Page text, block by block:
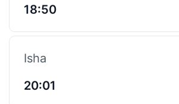
18:50
Isha
20:01